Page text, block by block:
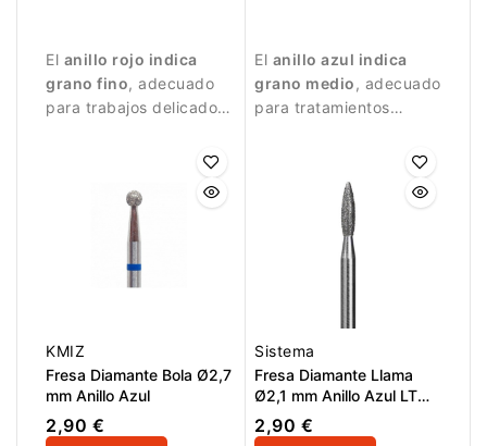
El anillo rojo indica
grano fino, adecuado
para trabajos delicados
El anillo azul indica
grano medio, adecuado
para tratamientos
KMIZ
Fresa Diamante Bola Ø2,7
mm Anillo Azul
2,90 €
Sistema
Fresa Diamante Llama
Ø2,1 mm Anillo Azul LT
8,0 mm
2,90 €